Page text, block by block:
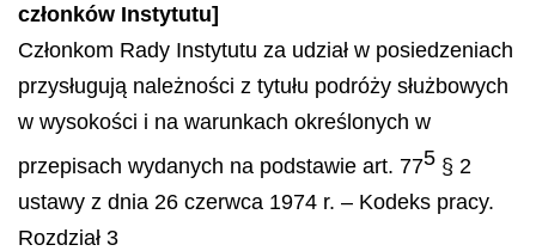
członków Instytutu]
Członkom Rady Instytutu za udział w posiedzeniach
przysługują należności z tytułu podróży służbowych
w wysokości i na warunkach określonych w
przepisach wydanych na podstawie art. 775 § 2
ustawy z dnia 26 czerwca 1974 r. – Kodeks pracy.
Rozdział 3